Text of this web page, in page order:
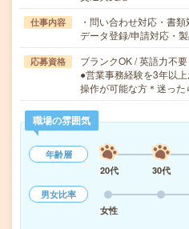
仕事内容
・問い合わせ対応・書
データ登録/申請対応・
応募資格
ブランクOK / 英語力不要
●営業事務経験を3年以
操作が可能な方＊迷っ
職場の雰囲気
年齢層
20代
30代
男女比率
女性